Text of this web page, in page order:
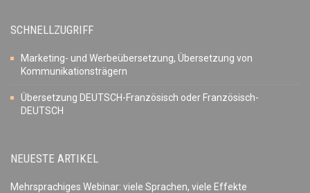
SCHNELLZUGRIFF
Marketing- und Werbeübersetzung, Übersetzung von
Kommunikationsträgern
Übersetzung DEUTSCH-Französisch oder Französisch-
DEUTSCH
NEUESTE ARTIKEL
Mehrsprachiges Webinar: viele Sprachen, viele Effekte